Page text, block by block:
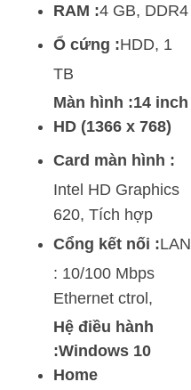
RAM :4 GB, DDR4
Ổ cứng :HDD, 1
TB
Màn hình :14 inch
HD (1366 x 768)
Card màn hình :
Intel HD Graphics
620, Tích hợp
Cổng kết nối :LAN
: 10/100 Mbps
Ethernet ctrol,
Hệ điều hành
:Windows 10
Home